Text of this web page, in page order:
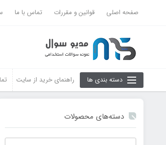
صفحه اصلی قوانین و مقررات تماس با ما
دسته بندی ها راهنمای خرید از سایت
دسته‌های محصولات